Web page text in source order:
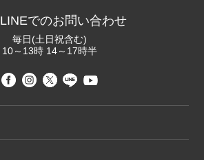
LINEでのお問い合わせ
毎日(土日祝含む)
10～13時 14～17時半